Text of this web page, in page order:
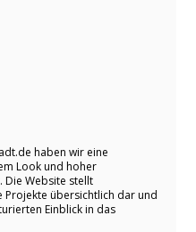
haben wir eine
Look und hoher
Die Website stellt
übersichtlich dar und
Einblick in das